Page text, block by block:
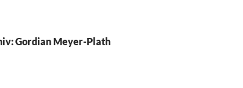
Gordian Meyer-Plath